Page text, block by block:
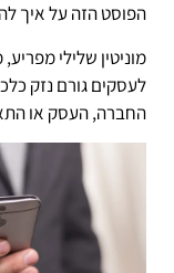
הפוסט הזה על איך
מוניטין שלילי
לעסקים גורם נזק
החברה, העסק או